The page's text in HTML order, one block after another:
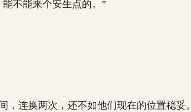
不能来个安生点的。”
连换两次，还不如他们现在的位置稳妥。